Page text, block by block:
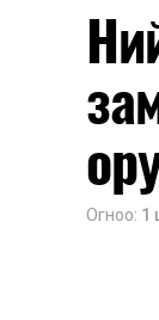
Огноо: 1